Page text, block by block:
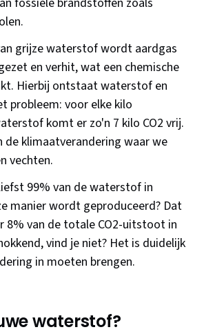
grijze waterstof wordt aardgas
en verhit, wat een chemische
Hierbij ontstaat waterstof en
probleem: voor elke kilo
komt er zo'n 7 kilo CO2 vrij.
de klimaatverandering waar we
vechten.
99% van de waterstof in
manier wordt geproduceerd? Dat
8% van de totale CO2-uitstoot in
vind je niet? Het is duidelijk
in moeten brengen.
waterstof?